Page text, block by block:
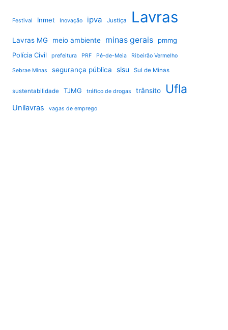
Festival Inmet Inovação ipva Justiça Lavras
Lavras MG meio ambiente minas gerais
pmmg
Polícia Civil
prefeitura PRF Pé-de-Meia Ribeirão Vermelho
Sebrae Minas segurança pública sisu Sul de Minas
sustentabilidade TJMG tráfico de drogas trânsito Ufla
Unilavras vagas de emprego